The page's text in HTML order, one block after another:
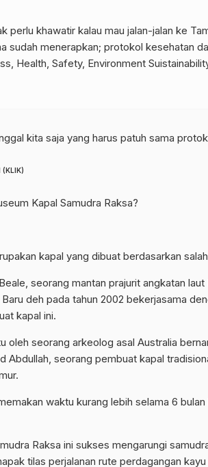
perlu khawatir kalau mau jalan-jalan ke
sudah menerapkan; protokol kesehatan
Health, Safety, Environment
kita saja yang harus patuh sama
(KLIK)
Kapal Samudra Raksa?
kapal yang dibuat berdasarkan
seorang mantan prajurit angkatan
deh pada tahun 2002 bekerjasama
kapal ini.
oleh seorang arkeolog asal Australia
Abdullah, seorang pembuat kapal
waktu kurang lebih selama 6
Raksa ini sukses mengarungi
tilas perjalanan rute perdagangan